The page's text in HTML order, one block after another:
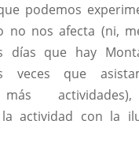
podemos
no nos afecta (ni,
días que hay
veces que
actividad con la